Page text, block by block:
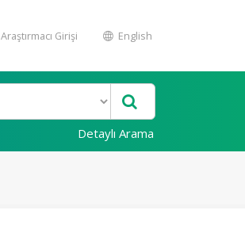
Araştırmacı Girişi English
Detaylı Arama